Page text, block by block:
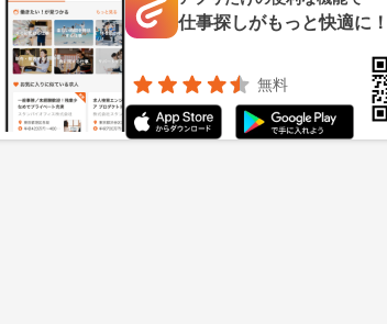
仕事探しがもっと快適に！
無料